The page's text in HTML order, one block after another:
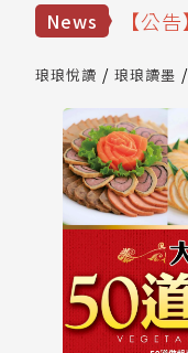
News
【公
【公告
琅琅悅讀 琅琅讀墨